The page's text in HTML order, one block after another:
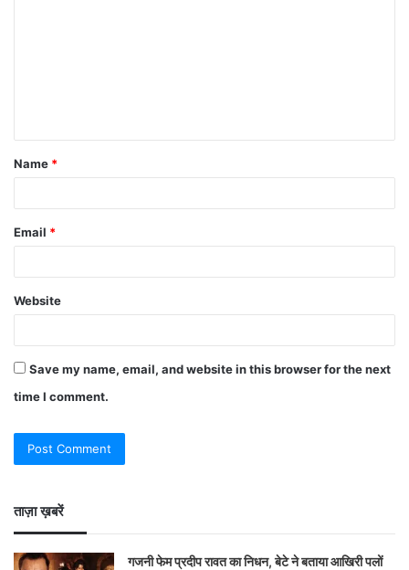
Name *
Email *
Website
Save my name, email, and website in this browser for the next
time I comment.
ताज़ा ख़बरें
गजनी फेम प्रदीप रावत का निधन, बेटे ने बताया आखिरी पलों